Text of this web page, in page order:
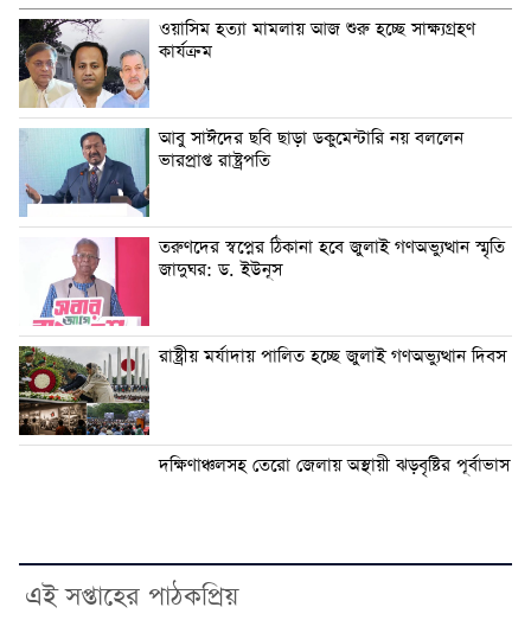
ওয়াসিম হত্যা মামলায় আজ শুরু হচ্ছে সাক্ষ্যগ্রহণ
কার্যক্রম
আবু সাঈদের ছবি ছাড়া ডকুমেন্টারি নয় বললেন
ভারপ্রাপ্ত রাষ্ট্রপতি
তরুণদের স্বপ্নের ঠিকানা হবে জুলাই গণঅভ্যুত্থান স্মৃতি
জাদুঘর: ড. ইউনূস
রাষ্ট্রীয় মর্যাদায় পালিত হচ্ছে জুলাই গণঅভ্যুত্থান দিবস
দক্ষিণাঞ্চলসহ তেরো জেলায় অস্থায়ী ঝড়বৃষ্টির পূর্বাভাস
এই সপ্তাহের পাঠকপ্রিয়